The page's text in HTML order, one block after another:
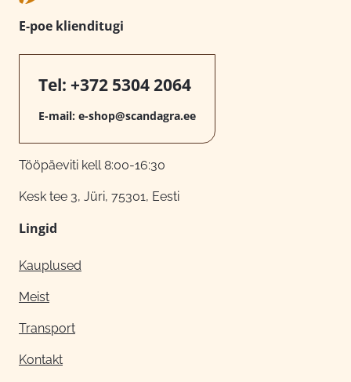
E-poe klienditugi
Tel: +372 5304 2064
E-mail: e-shop@scandagra.ee
Tööpäeviti kell 8:00-16:30
Kesk tee 3, Jüri, 75301, Eesti
Lingid
Kauplused
Meist
Transport
Kontakt